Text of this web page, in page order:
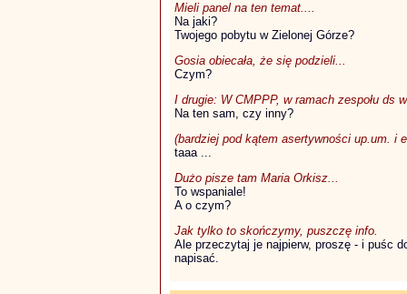
Mieli panel na ten temat....
Na jaki?
Twojego pobytu w Zielonej Górze?
Gosia obiecała, że się podzieli...
Czym?
I drugie: W CMPPP, w ramach zespołu ds
Na ten sam, czy inny?
(bardziej pod kątem asertywności up.um. i
taaa ...
Dużo pisze tam Maria Orkisz...
To wspaniale!
A o czym?
Jak tylko to skończymy, puszczę info.
Ale przeczytaj je najpierw, proszę - i puśc
napisać.